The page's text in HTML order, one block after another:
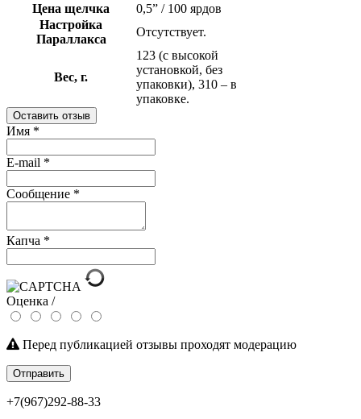
Цена щелчка
0,5” / 100 ярдов
Настройка
Параллакса
Отсутствует.
Вес, г.
123 (с высокой
установкой, без
упаковки), 310 – в
упаковке.
Оставить отзыв
Имя *
E-mail *
Сообщение *
Капча *
Оценка /
Перед публикацией отзывы проходят модерацию
Отправить
+7(967)292-88-33